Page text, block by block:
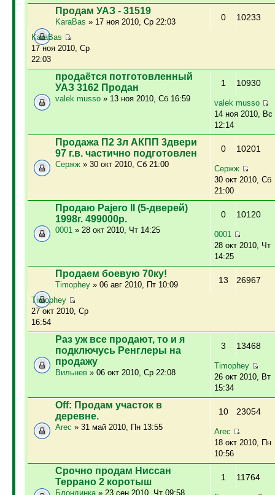
Продам УАЗ - 31519
KaraBas » 17 ноя 2010, Ср 22:03 0 10233
KaraBas
17 ноя 2010, Ср
22:03
продаётся потготовленный
УАЗ 3162 Продан
valek musso» 13 ноя 2010, Сб 16:59
1 10930
valek musso
14 ноя 2010, Вс
12:14
Продажа П2 3л АКПП 3двери
97 г.в. частично подготовлен
Сержж» 30 окт 2010, Сб 21:00
0 10201
Сержж
30 окт 2010, Сб
21:00
Продаю Pajero II (5-дверей)
1998г. 499000р.
0001» 28 окт 2010, Чт 14:25
0 10120
0001
28 окт 2010, Чт
14:25
Продаем боевую 70ку!
Timophey» 06 авг 2010, Пт 10:09 13 26967
Timophey
27 окт 2010, Ср
16:54
Раз уж все продают, то и я
подключусь Ренглеры на
продажу
Вильнев» 06 окт 2010, Ср 22:08
3 13468
Timophey
26 окт 2010, Вт
15:34
Off: Продам участок в
деревне.
Arec » 31 май 2010, Пн 13:55
10 23054
Arec
18 окт 2010, Пн
10:56
Срочно продам Ниссан
Террано 2 коротыш
Блондинка» 23 сен 2010, Чт 09:58
1 11764